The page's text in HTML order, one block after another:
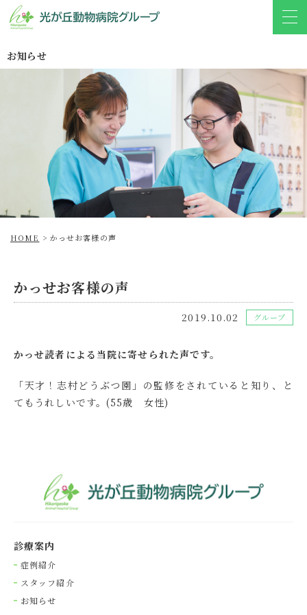
お知らせ
HOME > かっせお客様の声
かっせお客様の声
2019.10.02 グループ
かっせ読者による当院に寄せられた声です。
「天才！志村どうぶつ園」の監修をされていると知り、と
てもうれしいです。(55歳 女性)
診療案内
症例紹介
スタッフ紹介
お知らせ